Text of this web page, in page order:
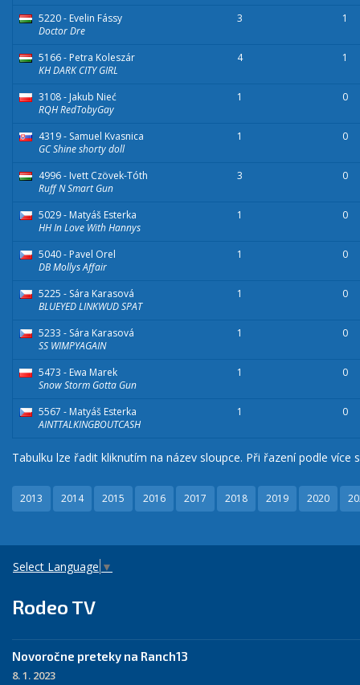
5220 - Evelin Fássy
Doctor Dre
3 1
5166 - Petra Koleszár
KH DARK CITY GIRL
4 1
3108 - Jakub Nieć
RQH RedTobyGay
1 0
4319 - Samuel Kvasnica
GC Shine shorty doll
1 0
4996 - Ivett Czövek-Tóth
Ruff N Smart Gun
3 0
5029 - Matyáš Esterka
HH In Love With Hannys
1 0
5040 - Pavel Orel
DB Mollys Affair
1 0
5225 - Sára Karasová
BLUEYED LINKWUD SPAT
1 0
5233 - Sára Karasová
SS WIMPYAGAIN
1 0
5473 - Ewa Marek
Snow Storm Gotta Gun
1 0
5567 - Matyáš Esterka
AINTTALKINGBOUTCASH
1 0
Tabulku lze řadit kliknutím na název sloupce. Při řazení podle více
2013 2014 2015 2016 2017 2018 2019 2020
Select Language ▼
Rodeo TV
Novoročne preteky na Ranch13
8. 1. 2023